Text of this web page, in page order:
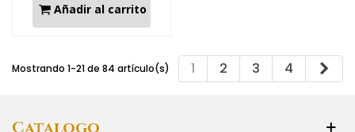
Añadir al carrito
Mostrando 1-21 de 84 artículo(s) 1 2 3 4
Catalogo